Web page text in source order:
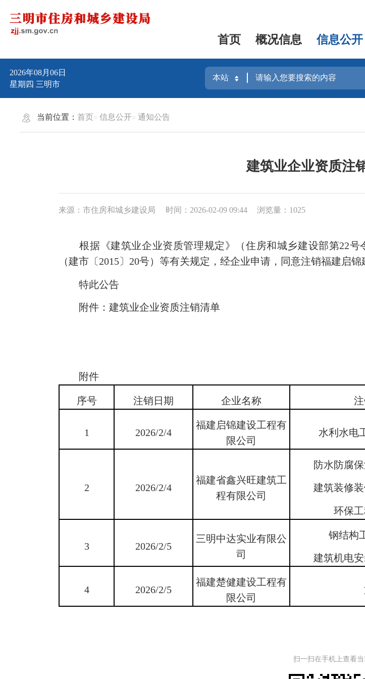
首页 概况信息 信息公开
2026年08月06日
星期四 三明市
当前位置：首页 信息公开 通知公告
建筑业企业资质注
来源：市住房和城乡建设局 时间：2026-02-09 09:44 浏览量：1025
根据《建筑业企业资质管理规定》（住房和城乡建设部第22号
（建市〔2015〕20号）等有关规定，经企业申请，同意注销福建启
特此公告
附件：建筑业企业资质注销清单
附件
序号 注销日期 企业名称
1 2026/2/4
福建启锦建设工程有
限公司
水利水电
2 2026/2/4
福建省鑫兴旺建筑工
程有限公司
防水防腐
建筑装修
环保
3 2026/2/5
三明中达实业有限公
司
钢结构
建筑机电
4 2026/2/5
福建楚健建设工程有
限公司
扫一扫在手机上查看